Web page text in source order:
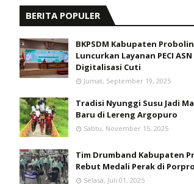
BERITA POPULER
BKPSDM Kabupaten
Luncurkan Layanan PECI
Digitalisasi Cuti
Jumat, September 19, 2025
Tradisi Nyunggi Susu Jadi
Baru di Lereng Argopuro
Sabtu, November 15, 2025
Tim Drumband Kabupaten
Rebut Medali Perak di
Selasa, Juli 01, 2025